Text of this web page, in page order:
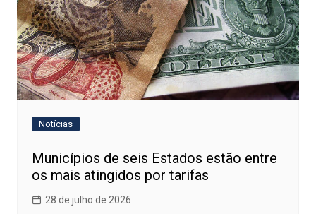
Notícias
Municípios de seis Estados estão entre
os mais atingidos por tarifas
28 de julho de 2026